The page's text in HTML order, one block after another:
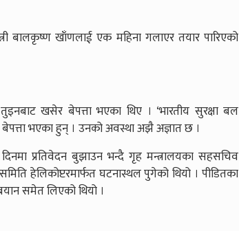
बालकृष्ण खाँणलाई एक महिना गलाएर तयार पारिएको
खसेर बेपत्ता भएका थिए । ‘भारतीय सुरक्षा बल
भएका हुन् । उनको अवस्था अझै अज्ञात छ ।
प्रतिवेदन बुझाउन भन्दै गृह मन्त्रालयका सहसचिव
हेलिकोप्टरमार्फत घटनास्थल पुगेको थियो । पीडितका
समेत लिएको थियो ।